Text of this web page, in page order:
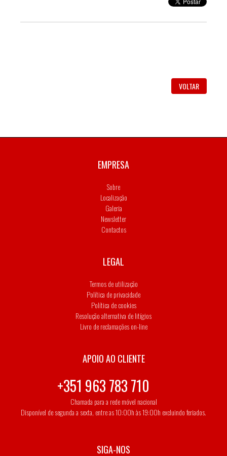
VOLTAR
EMPRESA
Sobre
Localização
Galeria
Newsletter
Contactos
LEGAL
Termos de utilização
Política de privacidade
Política de cookies
Resolução alternativa de litígios
Livro de reclamações on-line
APOIO AO CLIENTE
+351 963 783 710
Chamada para a rede móvel nacional
Disponível de segunda a sexta, entre as 10:00h às 19:00h excluindo feriados.
SIGA-NOS